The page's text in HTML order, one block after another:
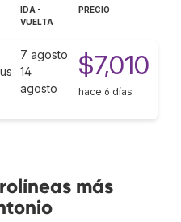
IDA -
VUELTA
PRECIO
7 agosto
14
agosto
$7,010
hace 6 días
más